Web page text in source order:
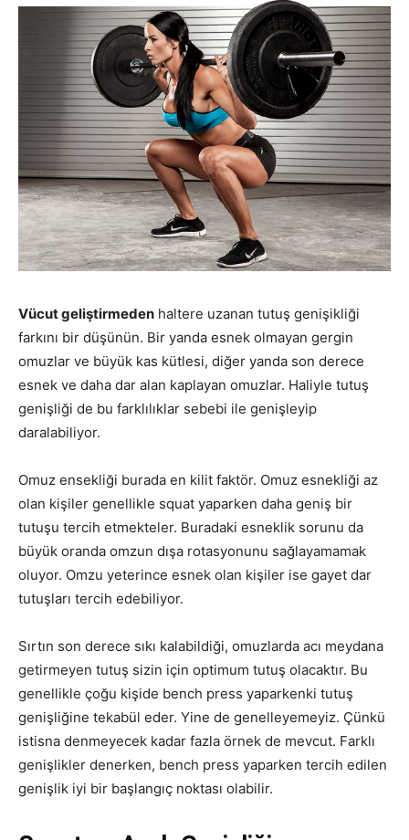
Vücut geliştirmeden haltere uzanan tutuş genişikliği
farkını bir düşünün. Bir yanda esnek olmayan gergin
omuzlar ve büyük kas kütlesi, diğer yanda son derece
esnek ve daha dar alan kaplayan omuzlar. Haliyle tutuş
genişliği de bu farklılıklar sebebi ile genişleyip
daralabiliyor.
Omuz ensekliği burada en kilit faktör. Omuz esnekliği az
olan kişiler genellikle squat yaparken daha geniş bir
tutuşu tercih etmekteler. Buradaki esneklik sorunu da
büyük oranda omzun dışa rotasyonunu sağlayamamak
oluyor. Omzu yeterince esnek olan kişiler ise gayet dar
tutuşları tercih edebiliyor.
Sırtın son derece sıkı kalabildiği, omuzlarda acı meydana
getirmeyen tutuş sizin için optimum tutuş olacaktır. Bu
genellikle çoğu kişide bench press yaparkenki tutuş
genişliğine tekabül eder. Yine de genelleyemeyiz. Çünkü
istisna denmeyecek kadar fazla örnek de mevcut. Farklı
genişlikler denerken, bench press yaparken tercih edilen
genişlik iyi bir başlangıç noktası olabilir.